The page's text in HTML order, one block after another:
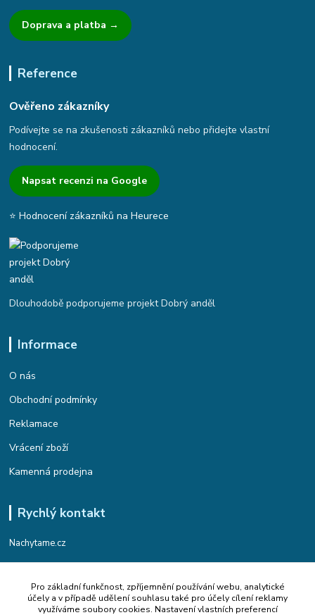
Doprava a platba →
Reference
Ověřeno zákazníky
Podívejte se na zkušenosti zákazníků nebo přidejte vlastní
hodnocení.
Napsat recenzi na Google
⭐ Hodnocení zákazníků na Heurece
Dlouhodobě podporujeme projekt Dobrý anděl
Informace
O nás
Obchodní podmínky
Reklamace
Vrácení zboží
Kamenná prodejna
Rychlý kontakt
Nachytame.cz
Telefon : +420 774 912 435
(Po-Pá, 9:00-17:00 hod.)
Pro základní funkčnost, zpříjemnění používání webu, analytické
účely a v případě udělení souhlasu také pro účely cílení reklamy
využíváme soubory cookies. Nastavení vlastních preferencí